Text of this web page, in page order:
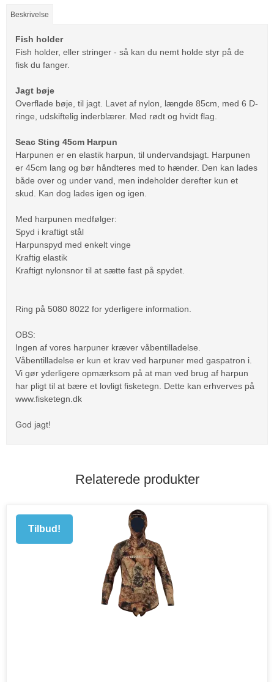
Beskrivelse
Fish holder
Fish holder, eller stringer - så kan du nemt holde styr på de
fisk du fanger.
Jagt bøje
Overflade bøje, til jagt. Lavet af nylon, længde 85cm, med 6 D-
ringe, udskiftelig inderblærer. Med rødt og hvidt flag.
Seac Sting 45cm Harpun
Harpunen er en elastik harpun, til undervandsjagt. Harpunen
er 45cm lang og bør håndteres med to hænder. Den kan lades
både over og under vand, men indeholder derefter kun et
skud. Kan dog lades igen og igen.
Med harpunen medfølger:
Spyd i kraftigt stål
Harpunspyd med enkelt vinge
Kraftig elastik
Kraftigt nylonsnor til at sætte fast på spydet.
Ring på 5080 8022 for yderligere information.
OBS:
Ingen af vores harpuner kræver våbentilladelse.
Våbentilladelse er kun et krav ved harpuner med gaspatron i.
Vi gør yderligere opmærksom på at man ved brug af harpun
har pligt til at bære et lovligt fisketegn. Dette kan erhverves på
www.fisketegn.dk
God jagt!
Relaterede produkter
Tilbud!